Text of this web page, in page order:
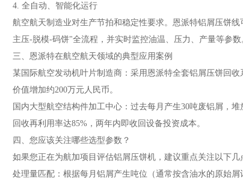
4. 全自动、智能化运行
航空航天制造业对生产节拍和稳定性要求。恩派特铝屑压饼
主压-脱模-码饼"全流程，并实时监控油温、压力、产量等参
三、恩派特在航空航天领域的典型应用案例
某国际航空发动机叶片制造商：采用恩派特全套铝屑压饼回
价值增加约200万元人民币。
国内大型航空结构件加工中心：过去每月产生30吨废铝屑，
回收再利用率达85%，两年内即收回设备投资成本。
四、您应该关注哪些选型参数？
如果您正在为航加项目评估铝屑压饼机，建议重点关注以下几
处理量匹配：根据每月铝屑产生吨位（通常按含油水的原始屑